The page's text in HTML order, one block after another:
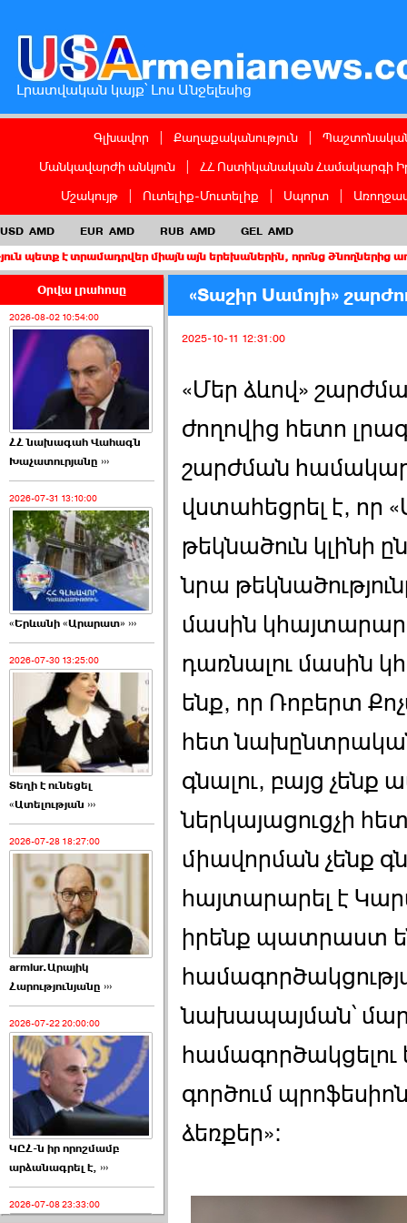
Լրատվական կայք՝ Լոս Անջելեսից
Գլխավոր Քաղաքականություն
Մանկավարժի անկյուն
ՀՀ Ոստիկանական Համակարգի
Մշակույթ
Ուտելիք-Մուտելիք Սպորտ
USD AMD EUR AMD RUB AMD GEL AMD
միայն այն երեխաներին, որոնց ծնողներից առնվազն
Օրվա լրահոսը
2026-08-02 10:54:00
ՀՀ նախագահ Վահագն
Խաչատուրյանը ›››
2026-07-31 13:10:00
«Երևանի «Արարատ» ›››
2026-07-30 13:25:00
Տեղի է ունեցել
«Ատելության ›››
2026-07-28 18:27:00
armlur.Արայիկ
Հարությունյանը ›››
2026-07-22 20:00:00
ԿԸՀ-ն իր որոշմամբ
արձանագրել է, ›››
2026-07-08 23:33:00
«Տաշիր Սամոյի»
2025-10-11 12:31:00
«Մեր ձևով»
ժողովից հետո
շարժման
վստահեցրել է, որ
թեկնածուն կլինի
նրա
մասին
դառնալու մասին
ենք, որ Ռոբերտ
հետ
գնալու, բայց չենք
ներկայացուցչի
միավորման չենք
հայտարարել է
իրենք պատրաստ
նախապայման՝
համագործակցելու
գործում
ձեռքեր»: